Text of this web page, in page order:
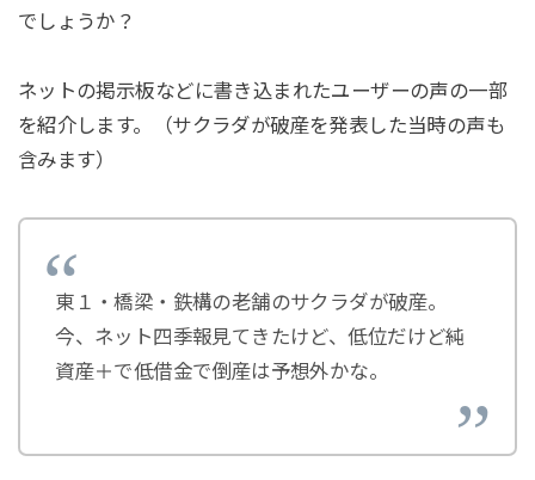
でしょうか？
ネットの掲示板などに書き込まれたユーザーの声の一部
を紹介します。（サクラダが破産を発表した当時の声も
含みます）
東１・橋梁・鉄構の老舗のサクラダが破産。
今、ネット四季報見てきたけど、低位だけど純
資産＋で低借金で倒産は予想外かな。